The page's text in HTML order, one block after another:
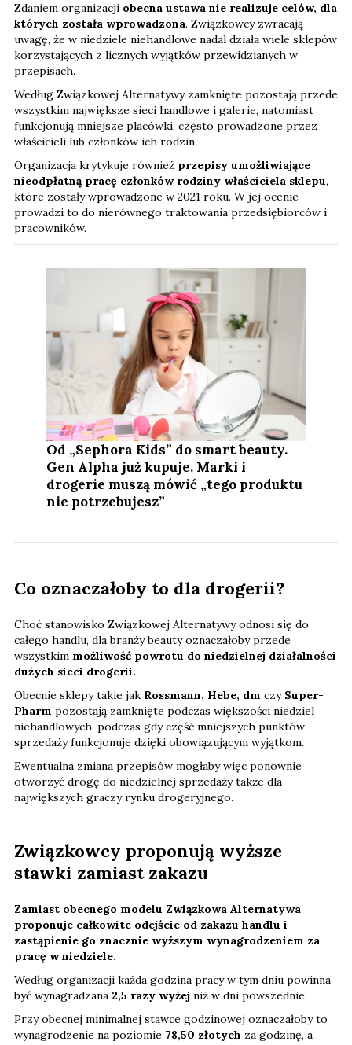
Zdaniem organizacji obecna ustawa nie realizuje celów, dla
których została wprowadzona. Związkowcy zwracają
uwagę, że w niedziele niehandlowe nadal działa wiele sklepów
korzystających z licznych wyjątków przewidzianych w
przepisach.
Według Związkowej Alternatywy zamknięte pozostają przede
wszystkim największe sieci handlowe i galerie, natomiast
funkcjonują mniejsze placówki, często prowadzone przez
właścicieli lub członków ich rodzin.
Organizacja krytykuje również przepisy umożliwiające
nieodpłatną pracę członków rodziny właściciela sklepu,
które zostały wprowadzone w 2021 roku. W jej ocenie
prowadzi to do nierównego traktowania przedsiębiorców i
pracowników.
Od „Sephora Kids” do smart beauty.
Gen Alpha już kupuje. Marki i
drogerie muszą mówić „tego produktu
nie potrzebujesz”
Co oznaczałoby to dla drogerii?
Choć stanowisko Związkowej Alternatywy odnosi się do
całego handlu, dla branży beauty oznaczałoby przede
wszystkim możliwość powrotu do niedzielnej działalności
dużych sieci drogerii.
Obecnie sklepy takie jak Rossmann, Hebe, dm czy Super-
Pharm pozostają zamknięte podczas większości niedziel
niehandlowych, podczas gdy część mniejszych punktów
sprzedaży funkcjonuje dzięki obowiązującym wyjątkom.
Ewentualna zmiana przepisów mogłaby więc ponownie
otworzyć drogę do niedzielnej sprzedaży także dla
największych graczy rynku drogeryjnego.
Związkowcy proponują wyższe
stawki zamiast zakazu
Zamiast obecnego modelu Związkowa Alternatywa
proponuje całkowite odejście od zakazu handlu i
zastąpienie go znacznie wyższym wynagrodzeniem za
pracę w niedziele.
Według organizacji każda godzina pracy w tym dniu powinna
być wynagradzana 2,5 razy wyżej niż w dni powszednie.
Przy obecnej minimalnej stawce godzinowej oznaczałoby to
wynagrodzenie na poziomie 78,50 złotych za godzinę, a